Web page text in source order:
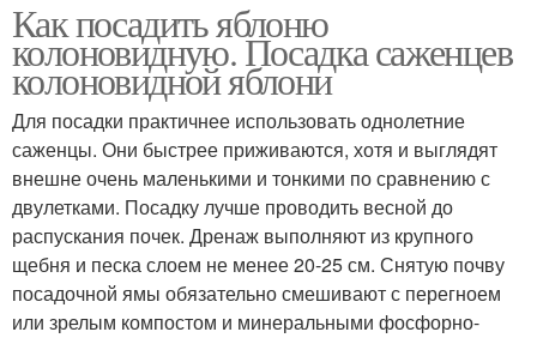
Как посадить яблоню
колоновидную. Посадка саженцев
колоновидной яблони
Для посадки практичнее использовать однолетние
саженцы. Они быстрее приживаются, хотя и выглядят
внешне очень маленькими и тонкими по сравнению с
двулетками. Посадку лучше проводить весной до
распускания почек. Дренаж выполняют из крупного
щебня и песка слоем не менее 20-25 см. Снятую почву
посадочной ямы обязательно смешивают с перегноем
или зрелым компостом и минеральными фосфорно-